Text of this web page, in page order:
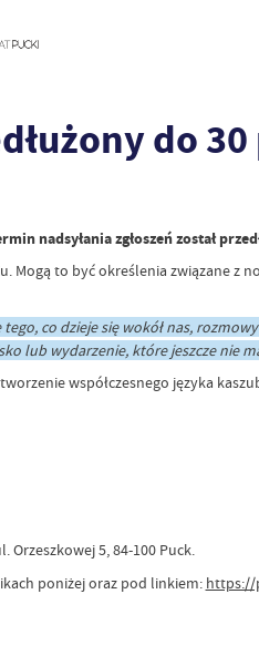
do
nadsyłania zgłoszeń został
Mogą to być określenia związane
co dzieje się wokół nas,
lub wydarzenie, które jeszcze nie
współczesnego języka
Orzeszkowej 5, 84-100 Puck.
poniżej oraz pod linkiem: https://